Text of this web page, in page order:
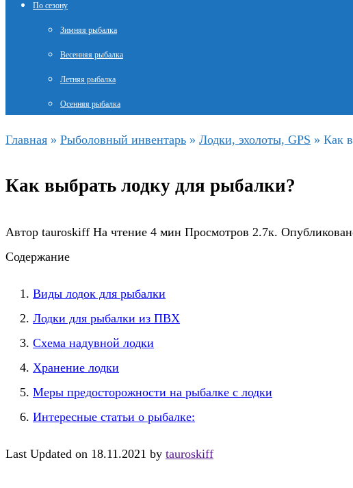
По сезону
Зимняя рыбалка
Весенняя рыбалка
Летняя рыбалка
Осенняя рыбалка
Главная » Рыболовный инвентарь » Лодки, эхолоты, GPS » Как
Как выбрать лодку для рыбалки?
Автор tauroskiff На чтение 4 мин Просмотров 2.7к.
Содержание
Виды лодок для рыбалки
Лодки для рыбалки из ПВХ
Схема надувной лодки
Хранение лодки
Меры предосторожности на рыбалке с лодки
Интересные статьи о рыбалке:
Last Updated on 18.11.2021 by tauroskiff